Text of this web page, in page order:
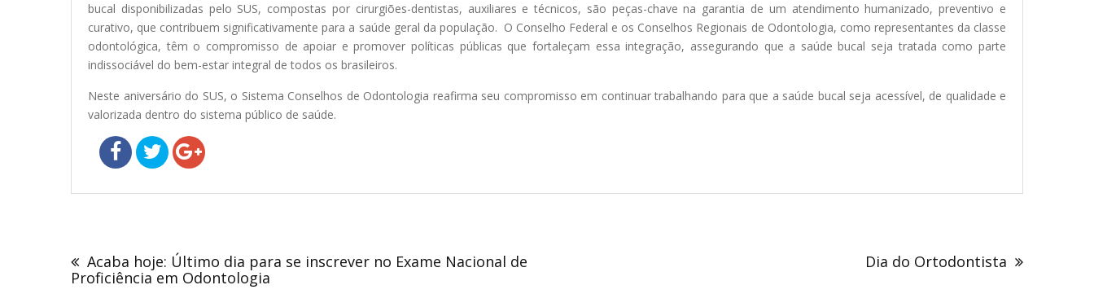
bucal disponibilizadas pelo SUS, compostas por cirurgiões-dentistas, auxiliares e técnicos, são peças-chave na garantia de um atendimento humanizado, preventivo e
curativo, que contribuem significativamente para a saúde geral da população. O Conselho Federal e os Conselhos Regionais de Odontologia, como representantes da classe
odontológica, têm o compromisso de apoiar e promover políticas públicas que fortaleçam essa integração, assegurando que a saúde bucal seja tratada como parte
indissociável do bem-estar integral de todos os brasileiros.
Neste aniversário do SUS, o Sistema Conselhos de Odontologia reafirma seu compromisso em continuar trabalhando para que a saúde bucal seja acessível, de qualidade e
valorizada dentro do sistema público de saúde.
de
Post
Acaba hoje: Último dia para se inscrever no Exame Nacional de
Proficiência em Odontologia
Dia do Ortodontista